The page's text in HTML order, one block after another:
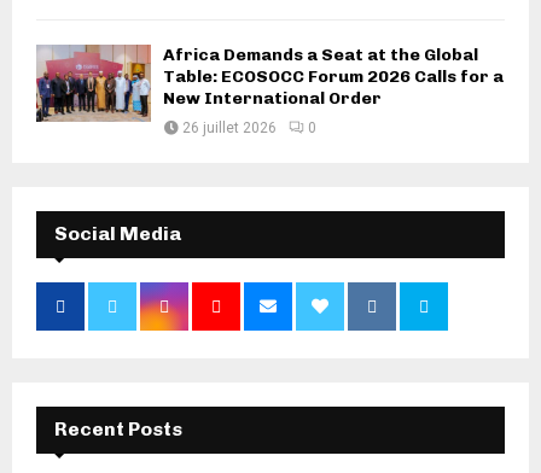
Africa Demands a Seat at the Global
Table: ECOSOCC Forum 2026 Calls for a
New International Order
26 juillet 2026 0
Social Media
Recent Posts